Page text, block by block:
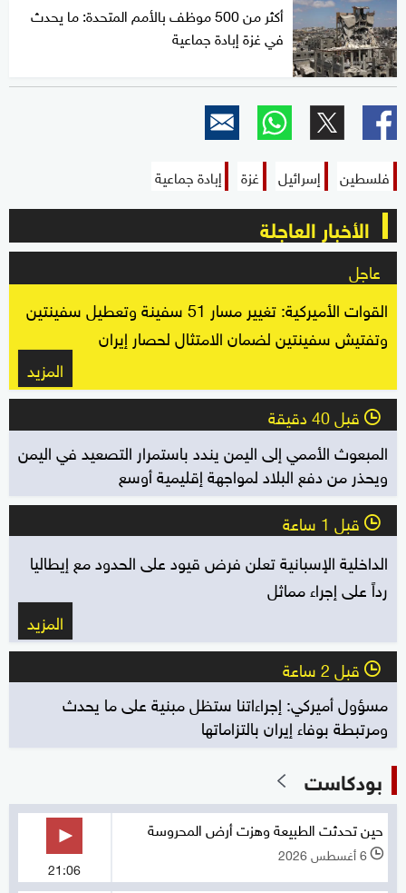
أكثر من 500 موظف بالأمم المتحدة: ما يحدث
في غزة إبادة جماعية
فلسطين إسرائيل غزة إبادة جماعية
الأخبار العاجلة
عاجل
القوات الأميركية: تغيير مسار 51 سفينة وتعطيل سفينتين
وتفتيش سفينتين لضمان الامتثال لحصار إيران
المزيد
l قبل 40 دقيقة
المبعوث الأممي إلى اليمن يندد باستمرار التصعيد في اليمن
ويحذر من دفع البلاد لمواجهة إقليمية أوسع
l قبل 1 ساعة
الداخلية الإسبانية تعلن فرض قيود على الحدود مع إيطاليا
رداً على إجراء مماثل
المزيد
l قبل 2 ساعة
مسؤول أميركي: إجراءاتنا ستظل مبنية على ما يحدث
ومرتبطة بوفاء إيران بالتزاماتها
بودكاست
حين تحدثت الطبيعة وهزت أرض المحروسة
l 6 أغسطس 2026
21:06